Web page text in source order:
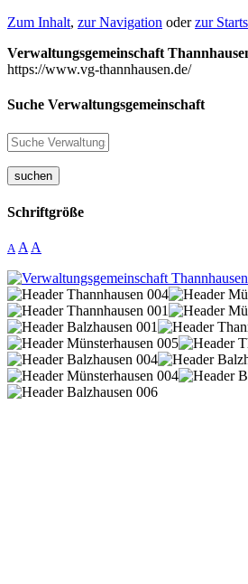
Zum Inhalt, zur Navigation oderzur
Verwaltungsgemeinschaft
https://www.vg-thannhausen.de/
Suche Verwaltungsgemeinschaft
suchen
Schriftgröße
A A A